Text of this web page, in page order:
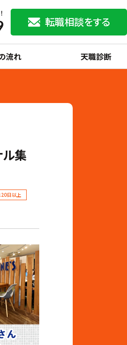
転職相談をする
流れ 天職診断
集
日以上